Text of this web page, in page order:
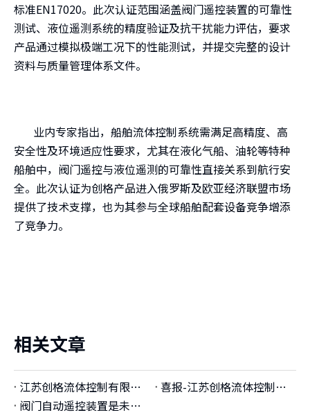
标准EN17020。此次认证范围涵盖阀门遥控装置的可靠性
测试、液位遥测系统的精度验证及抗干扰能力评估，要求
产品通过模拟极端工况下的性能测试，并提交完整的设计
资料与质量管理体系文件。
业内专家指出，船舶流体控制系统需满足高精度、高
安全性及环境适应性要求，尤其在液化气船、油轮等特种
船舶中，阀门遥控与液位遥测的可靠性直接关系到航行安
全。此次认证为创格产品进入俄罗斯及欧亚经济联盟市场
提供了技术支撑，也为其参与全球船舶配套设备竞争增添
了竞争力。
相关文章
江苏创格流体控制有限公司获俄罗斯船级社阀门遥控及液位遥测型式认可证书
喜报-江苏创格流体控制有限公司新厂区正式投入使用
阀门自动遥控装置是未来智能工厂的基石